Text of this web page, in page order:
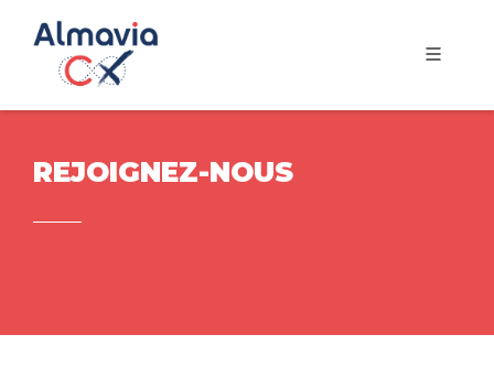
REJOIGNEZ-NOUS